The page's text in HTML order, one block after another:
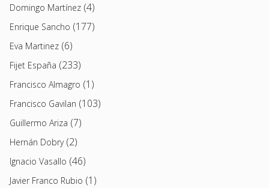
Domingo Martínez (4)
Enrique Sancho (177)
Eva Martinez (6)
Fijet España (233)
Francisco Almagro (1)
Francisco Gavilan (103)
Guillermo Ariza (7)
Hernán Dobry(2)
Ignacio Vasallo (46)
Javier Franco Rubio (1)